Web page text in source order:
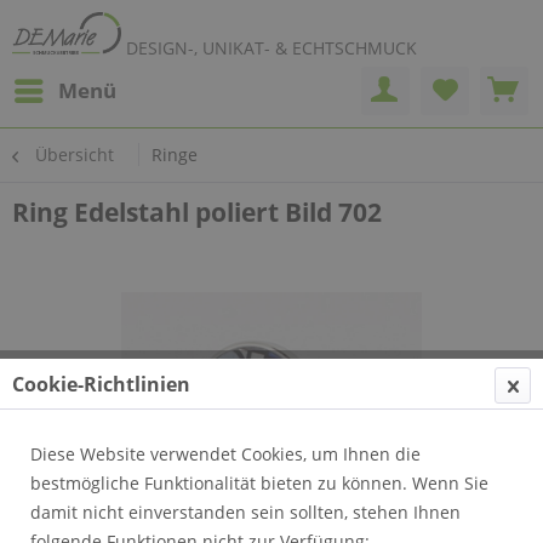
DESIGN-, UNIKAT- & ECHTSCHMUCK
Menü
Übersicht Ringe
Ring Edelstahl poliert Bild 702
Cookie-Richtlinien
Diese Website verwendet Cookies, um Ihnen die
bestmögliche Funktionalität bieten zu können. Wenn Sie
damit nicht einverstanden sein sollten, stehen Ihnen